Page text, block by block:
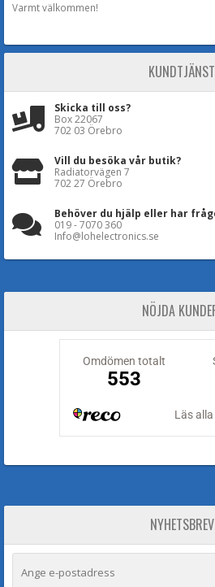
Varmt välkommen!
KUNDTJÄNST
Skicka till oss?
Box 22067
702 03 Örebro
Vill du besöka vår butik?
Radiatorvägen 7
702 27 Örebro
Behöver du hjälp eller har
019 - 7070 360
Info@lohelectronics.se
NÖJDA
NYHETSBREV